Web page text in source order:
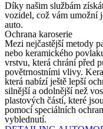
Díky našim službám
vozidel, což vám umožní
auto.
Ochrana karoserie
Mezi nejčastější metody
nebo keramického
vrstvu, která chrání před
povětrnostními vlivy.
která nabízí ještě lepší
silnější a odolnější než
plastových částí, které
pomocí speciálních
vyblednutí.